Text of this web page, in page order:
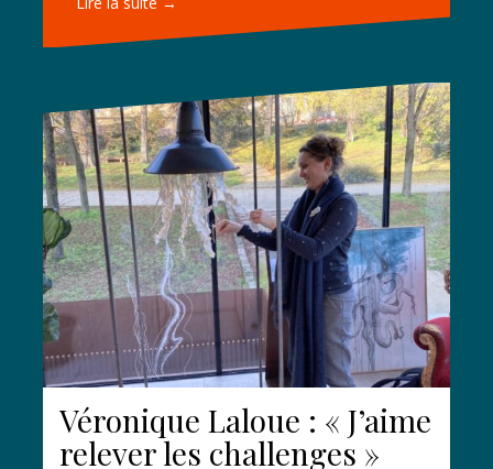
Véronique Laloue : « J’aime
relever les challenges »